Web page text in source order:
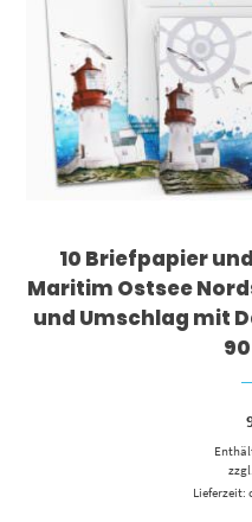
10 Briefpapier
Maritim Ostsee
und Umschlag mit
zzgl.
Lieferzeit: